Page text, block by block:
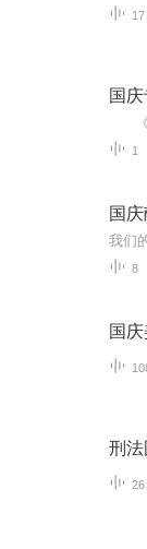
17
国
1
国
8
国
刑
26